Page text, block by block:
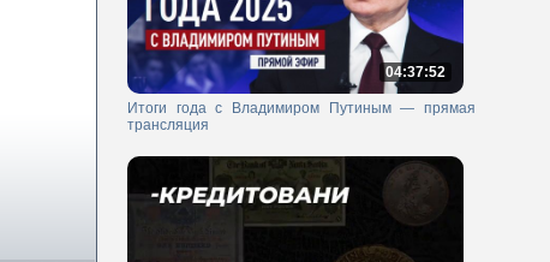
04:37:52
Итоги года с Владимиром Путиным — прямая
трансляция